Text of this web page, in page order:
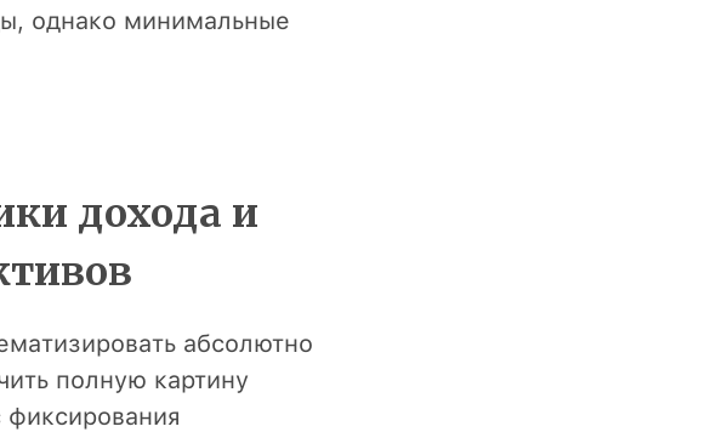
однако минимальные
дохода и
абсолютно
полную картину